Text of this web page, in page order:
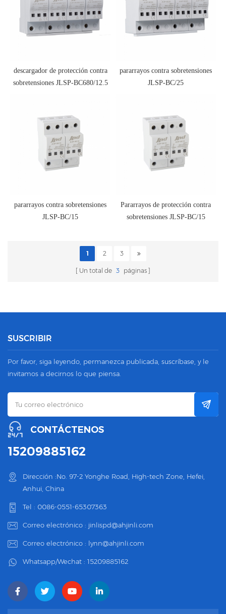
descargador de protección contra
sobretensiones JLSP-BC680/12.5
pararrayos contra sobretensiones
JLSP-BC/25
pararrayos contra sobretensiones
JLSP-BC/15
Pararrayos de protección contra
sobretensiones JLSP-BC/15
1 2 3
Un total de 3 páginas
SUSCRIBIR
Por favor, siga leyendo, permanezca publicada, suscríbase, y le
invitamos a decirnos lo que piensa.
CONTÁCTENOS
15209885162
Dirección :No. 97-2 Yonghe Road, High-tech Zone, Hefei,
Anhui, China
Tel : 0086-0551-65307363
Correo electrónico : jinlispd@ahjinli.com
Correo electrónico : lynn@ahjinli.com
Whatsapp/Wechat : 15209885162